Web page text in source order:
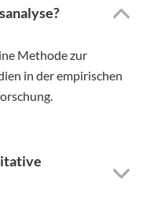
Methode zur
in der empirischen